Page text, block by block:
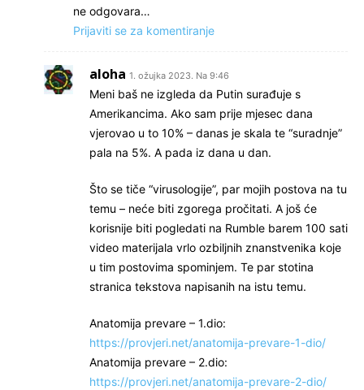
ne odgovara…
Prijaviti se za komentiranje
aloha 1. ožujka 2023. Na 9:46
Meni baš ne izgleda da Putin surađuje s
Amerikancima. Ako sam prije mjesec dana
vjerovao u to 10% – danas je skala te “suradnje”
pala na 5%. A pada iz dana u dan.
Što se tiče “virusologije”, par mojih postova na tu
temu – neće biti zgorega pročitati. A još će
korisnije biti pogledati na Rumble barem 100 sati
video materijala vrlo ozbiljnih znanstvenika koje
u tim postovima spominjem. Te par stotina
stranica tekstova napisanih na istu temu.
Anatomija prevare – 1.dio:
https://provjeri.net/anatomija-prevare-1-dio/
Anatomija prevare – 2.dio:
https://provjeri.net/anatomija-prevare-2-dio/